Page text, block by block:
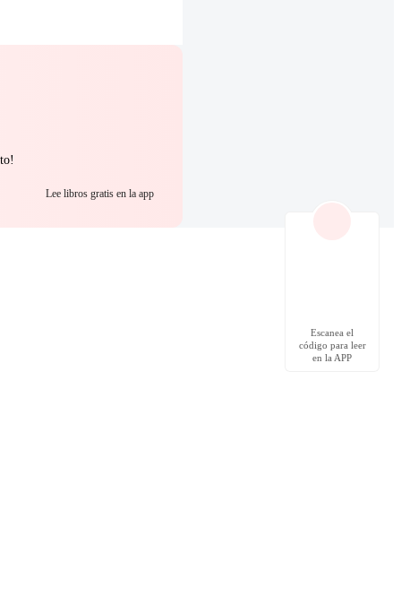
Lee libros gratis en la app
Escanea el
código para leer
en la APP